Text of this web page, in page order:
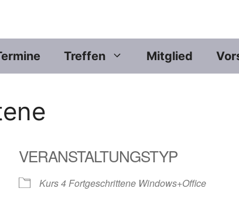
Treffen Mitglied
VERANSTALTUNGSTYP
Kurs 4 Fortgeschrittene Windows+Office